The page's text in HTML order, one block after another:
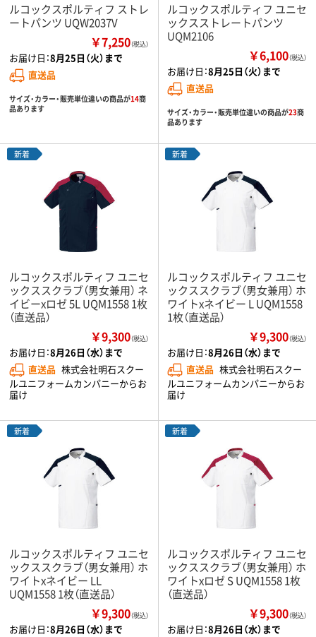
ルコックスポルティフ ストレ
ートパンツ UQW2037V
￥7,250（税込）
お届け日：8月25日（火）まで
直送品
サイズ・カラー・販売単位違いの商品が14商
品あります
ルコックスポルティフ ユニセ
ックスストレートパンツ
UQM2106
￥6,100（税込）
お届け日：8月25日（火）まで
直送品
サイズ・カラー・販売単位違いの商品が23商
品あります
新着
ルコックスポルティフ ユニセ
ックススクラブ（男女兼用） ネ
イビーxロゼ 5L UQM1558 1枚
（直送品）
￥9,300（税込）
お届け日：8月26日（水）まで
直送品 株式会社明石スクー
ルユニフォームカンパニーからお
届け
新着
ルコックスポルティフ ユニセ
ックススクラブ（男女兼用） ホ
ワイトxネイビー L UQM1558
1枚（直送品）
￥9,300（税込）
お届け日：8月26日（水）まで
直送品 株式会社明石スクー
ルユニフォームカンパニーからお
届け
新着
ルコックスポルティフ ユニセ
ックススクラブ（男女兼用） ホ
ワイトxネイビー LL
UQM1558 1枚（直送品）
￥9,300（税込）
お届け日：8月26日（水）まで
新着
ルコックスポルティフ ユニセ
ックススクラブ（男女兼用） ホ
ワイトxロゼ S UQM1558 1枚
（直送品）
￥9,300（税込）
お届け日：8月26日（水）まで